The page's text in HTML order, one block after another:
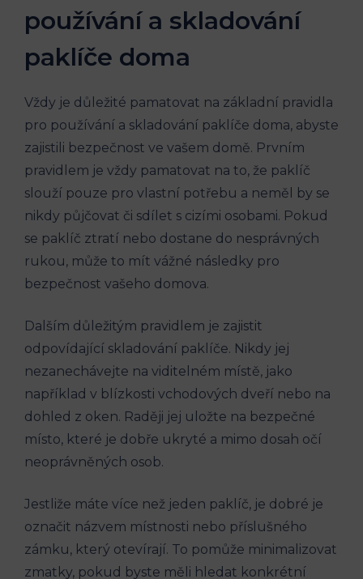
používání a skladování
paklíče doma
Vždy je důležité pamatovat na základní pravidla
pro používání a skladování paklíče doma, abyste
zajistili bezpečnost ve vašem domě. Prvním
pravidlem je vždy pamatovat na to, že paklíč
slouží pouze pro vlastní potřebu a neměl by se
nikdy půjčovat či sdílet s cizími osobami. Pokud
se paklíč ztratí nebo dostane do nesprávných
rukou, může to mít vážné následky pro
bezpečnost vašeho domova.
Dalším důležitým pravidlem je zajistit
odpovídající skladování paklíče. Nikdy jej
nezanechávejte na viditelném místě, jako
například v blízkosti vchodových dveří nebo na
dohled z oken. Raději jej uložte na bezpečné
místo, které je dobře ukryté a mimo dosah očí
neoprávněných osob.
Jestliže máte více než jeden paklíč, je dobré je
označit názvem místnosti nebo příslušného
zámku, který otevírají. To pomůže minimalizovat
zmatky, pokud byste měli hledat konkrétní